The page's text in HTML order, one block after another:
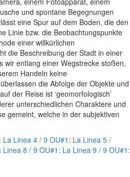
und spontane Begegnungen
eine Spur auf dem Boden, die den
Linie bzw. die Beobachtungspunkte
einer willkürlichen
die Beschreibung der Stadt in einer
wir entlang einer Wegstrecke stoßen,
Handeln keine
die Abfolge der Objekte und
der Reise ist ‘geomorfologisch’
unterschiedlichen Charaktere und
gemeint, welche in der subjektiven
La Linea4 / 9 OU#1: La Linea 5 /
Linea 8 / 9 OU#1: La Linea 9 / 9 OU#1: